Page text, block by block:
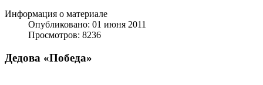
Информация о материале
Опубликовано: 01 июня 2011
Просмотров: 8236
Дедова «Победа»